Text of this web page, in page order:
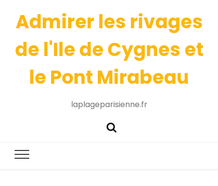
Admirer les rivages
de l'Ile de Cygnes et
le Pont Mirabeau
laplageparisienne.fr